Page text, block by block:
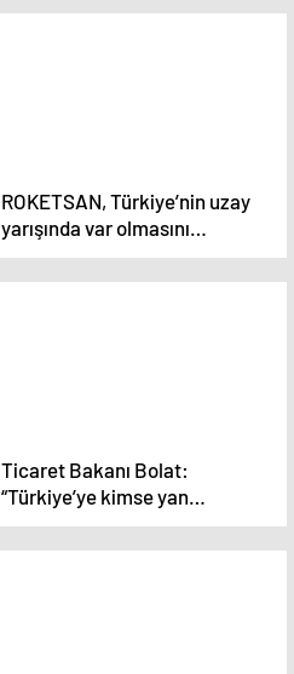
ROKETSAN, Türkiye’nin uzay
yarışında var olmasını
hedefliyor
Ticaret Bakanı Bolat:
“Türkiye’ye kimse yan
bakamayacak”